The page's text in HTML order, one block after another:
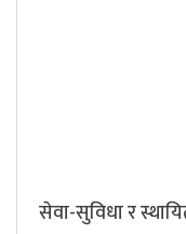
सेवा-सुविधा र